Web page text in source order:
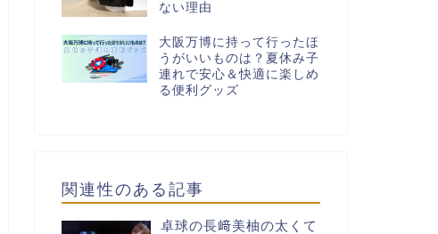
ない理由
大阪万博に持って行ったほ
うがいいものは？夏休み子
連れで安心＆快適に楽しめ
る便利グッズ
関連性のある記事
卓球の長﨑美柚の太くて